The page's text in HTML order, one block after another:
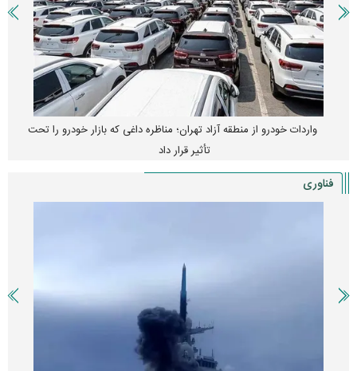
واردات خودرو از منطقه آزاد تهران؛ مناظره داغی که بازار خودرو را تحت
تأثیر قرار داد
فناوری